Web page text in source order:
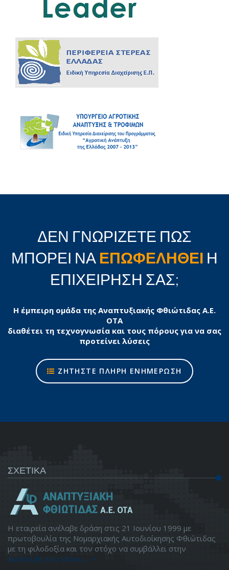
ΔΕΝ ΓΝΩΡΙΖΕΤΕ ΠΩΣ
ΜΠΟΡΕΙ ΝΑ ΕΠΩΦΕΛΗΘΕΙ Η
ΕΠΙΧΕΙΡΗΣΗ ΣΑΣ;
Η έμπειρη ομάδα της Αναπτυξιακής Φθιώτιδας Α.Ε.
ΟΤΑ
διαθέτει τη τεχνογνωσία και τους πόρους για να σας
προτείνει λύσεις
ΖΗΤΗΣΤΕ ΠΛΗΡΗ ΕΝΗΜΕΡΩΣΗ
ΣΧΕΤΙΚΑ
Η εταιρεία ανέλαβε δράση στις 21 Ιουνίου 1999 με
πρωτοβουλία της Νομαρχιακής Αυτοδιοίκησης Φθιώτιδας
με τη φιλοδοξία και τον στόχο να συμβάλλει στην
ανάπτυξη του τόπου -->